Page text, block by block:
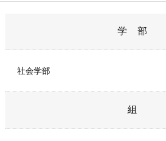
学 部
社会学部
組